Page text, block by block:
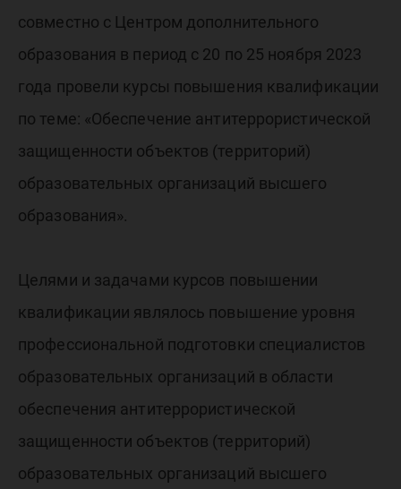
совместно с Центром дополнительного
образования в период с 20 по 25 ноября 2023
года провели курсы повышения квалификации
по теме: «Обеспечение антитеррористической
защищенности объектов (территорий)
образовательных организаций высшего
образования».
Целями и задачами курсов повышении
квалификации являлось повышение уровня
профессиональной подготовки специалистов
образовательных организаций в области
обеспечения антитеррористической
защищенности объектов (территорий)
образовательных организаций высшего